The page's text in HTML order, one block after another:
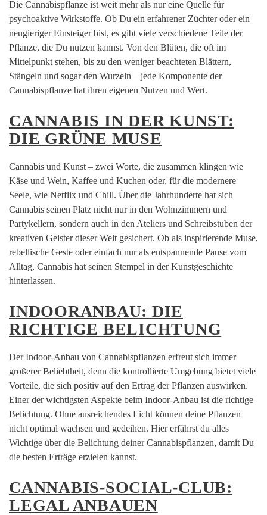
Die Cannabispflanze ist weit mehr als nur eine Quelle für
psychoaktive Wirkstoffe. Ob Du ein erfahrener Züchter oder ein
neugieriger Einsteiger bist, es gibt viele verschiedene Teile der
Pflanze, die Du nutzen kannst. Von den Blüten, die oft im
Mittelpunkt stehen, bis zu den weniger beachteten Blättern,
Stängeln und sogar den Wurzeln – jede Komponente der
Cannabispflanze hat ihren eigenen Nutzen und Wert.
CANNABIS IN DER KUNST:
DIE GRÜNE MUSE
Cannabis und Kunst – zwei Worte, die zusammen klingen wie
Käse und Wein, Kaffee und Kuchen oder, für die modernere
Seele, wie Netflix und Chill. Über die Jahrhunderte hat sich
Cannabis seinen Platz nicht nur in den Wohnzimmern und
Partykellern, sondern auch in den Ateliers und Schreibstuben der
kreativen Geister dieser Welt gesichert. Ob als inspirierende Muse,
rebellische Geste oder einfach nur als entspannende Pause vom
Alltag, Cannabis hat seinen Stempel in der Kunstgeschichte
hinterlassen.
INDOORANBAU: DIE
RICHTIGE BELICHTUNG
Der Indoor-Anbau von Cannabispflanzen erfreut sich immer
größerer Beliebtheit, denn die kontrollierte Umgebung bietet viele
Vorteile, die sich positiv auf den Ertrag der Pflanzen auswirken.
Einer der wichtigsten Aspekte beim Indoor-Anbau ist die richtige
Belichtung. Ohne ausreichendes Licht können deine Pflanzen
nicht optimal wachsen und gedeihen. Hier erfährst du alles
Wichtige über die Belichtung deiner Cannabispflanzen, damit Du
die besten Erträge erzielen kannst.
CANNABIS-SOCIAL-CLUB:
LEGAL ANBAUEN